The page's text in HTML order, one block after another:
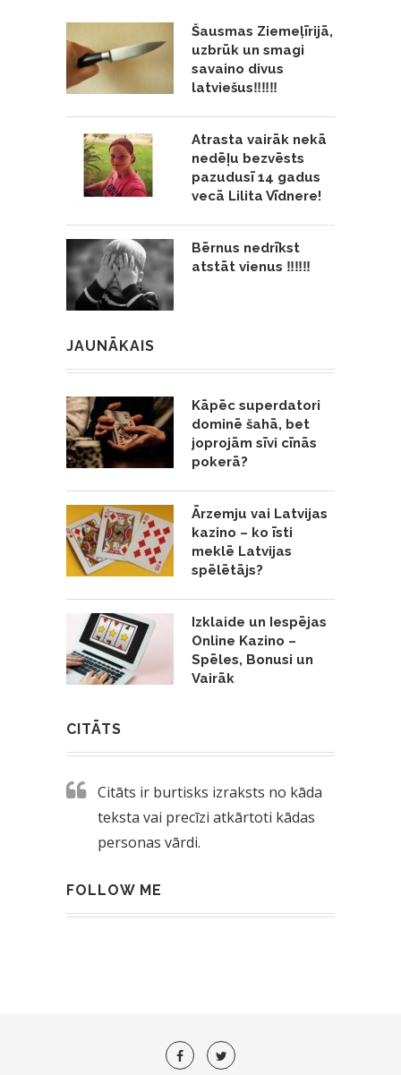
Šausmas Ziemeļīrijā,
uzbrūk un smagi
savaino divus
latviešus‼️‼️‼️
Atrasta vairāk nekā
nedēļu bezvēsts
pazudusī 14 gadus
vecā Lilita Vīdnere!
Bērnus nedrīkst
atstāt vienus ‼️‼️‼️
JAUNĀKAIS
Kāpēc superdatori
dominē šahā, bet
joprojām sīvi cīnās
pokerā?
Ārzemju vai Latvijas
kazino – ko īsti
meklē Latvijas
spēlētājs?
Izklaide un Iespējas
Online Kazino –
Spēles, Bonusi un
Vairāk
CITĀTS
Citāts ir burtisks izraksts no kāda
teksta vai precīzi atkārtoti kādas
personas vārdi.
FOLLOW ME